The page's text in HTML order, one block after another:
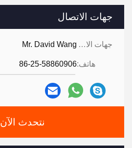
جهات الاتصال
جهات الاتصال: Mr. David Wang
هاتف:86-25-58860906
نتحدث الآن